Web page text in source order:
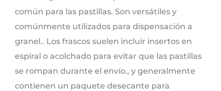
común para las pastillas. Son versátiles y
comúnmente utilizados para dispensación a
granel.. Los frascos suelen incluir insertos en
espiral o acolchado para evitar que las pastillas
se rompan durante el envío., y generalmente
contienen un paquete desecante para